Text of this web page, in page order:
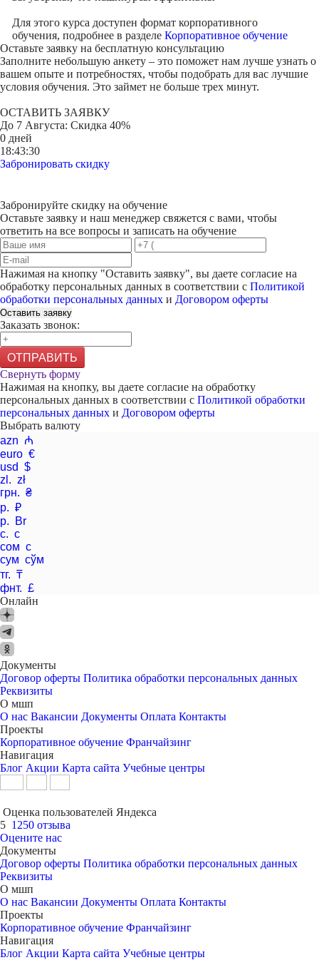
Для этого курса доступен формат корпоративного
обучения, подробнее в разделе Корпоративное обучение
Оставьте заявку на бесплатную консультацию
Заполните небольшую анкету – это поможет нам лучше узнать о
вашем опыте и потребностях, чтобы подобрать для вас лучшие
условия обучения. Это займет не больше трех минут.
ОСТАВИТЬ ЗАЯВКУ
До 7 Августа: Скидка 40%
0 дней
18:43:30
Забронировать скидку
Забронируйте скидку на обучение
Оставьте заявку и наш менеджер свяжется с вами, чтобы
ответить на все вопросы и записать на обучение
Нажимая на кнопку "Оставить заявку", вы даете согласие на
обработку персональных данных в соответствии с Политикой
обработки персональных данных и Договором оферты
Оставить заявку
Заказать звонок:
ОТПРАВИТЬ
Свернуть форму
Нажимая на кнопку, вы даете согласие на обработку
персональных данных в соответствии с Политикой обработки
персональных данных и Договором оферты
Выбрать валюту
azn ₼
euro €
usd $
zl. zł
грн. ₴
р. ₽
р. Br
с. с
сом с
сум сўм
тг. ₸
фнт. £
Онлайн
Документы
Договор оферты Политика обработки персональных данных
Реквизиты
О мшп
О нас Вакансии Документы Оплата Контакты
Проекты
Корпоративное обучение Франчайзинг
Навигация
Блог Акции Карта сайта Учебные центры
Оценка пользователей Яндекса
5 1250 отзыва
Оцените нас
Документы
Договор оферты Политика обработки персональных данных
Реквизиты
О мшп
О нас Вакансии Документы Оплата Контакты
Проекты
Корпоративное обучение Франчайзинг
Навигация
Блог Акции Карта сайта Учебные центры